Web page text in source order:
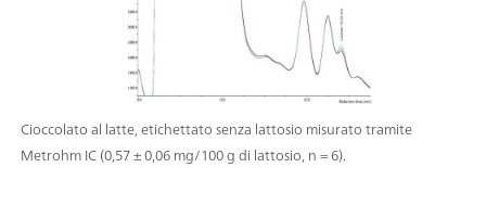
Cioccolato al latte, etichettato senza lattosio misurato tramite
Metrohm IC (0,57 ± 0,06 mg/100 g di lattosio, n = 6).